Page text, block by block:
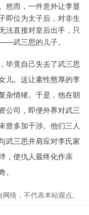
然而，一件意外让李显
即位为太子后，对非生
法直接对皇后出手，只
武三思的儿子。
毕竟自己失去了武三思
儿。这让素性憨厚的李
杂情绪。于是，他在朝
公司，即便外界对武三
曾多加干涉。他们三人
武三思并肩应对李氏家
，使仇人最终化作亲
络，不代表本站观点。